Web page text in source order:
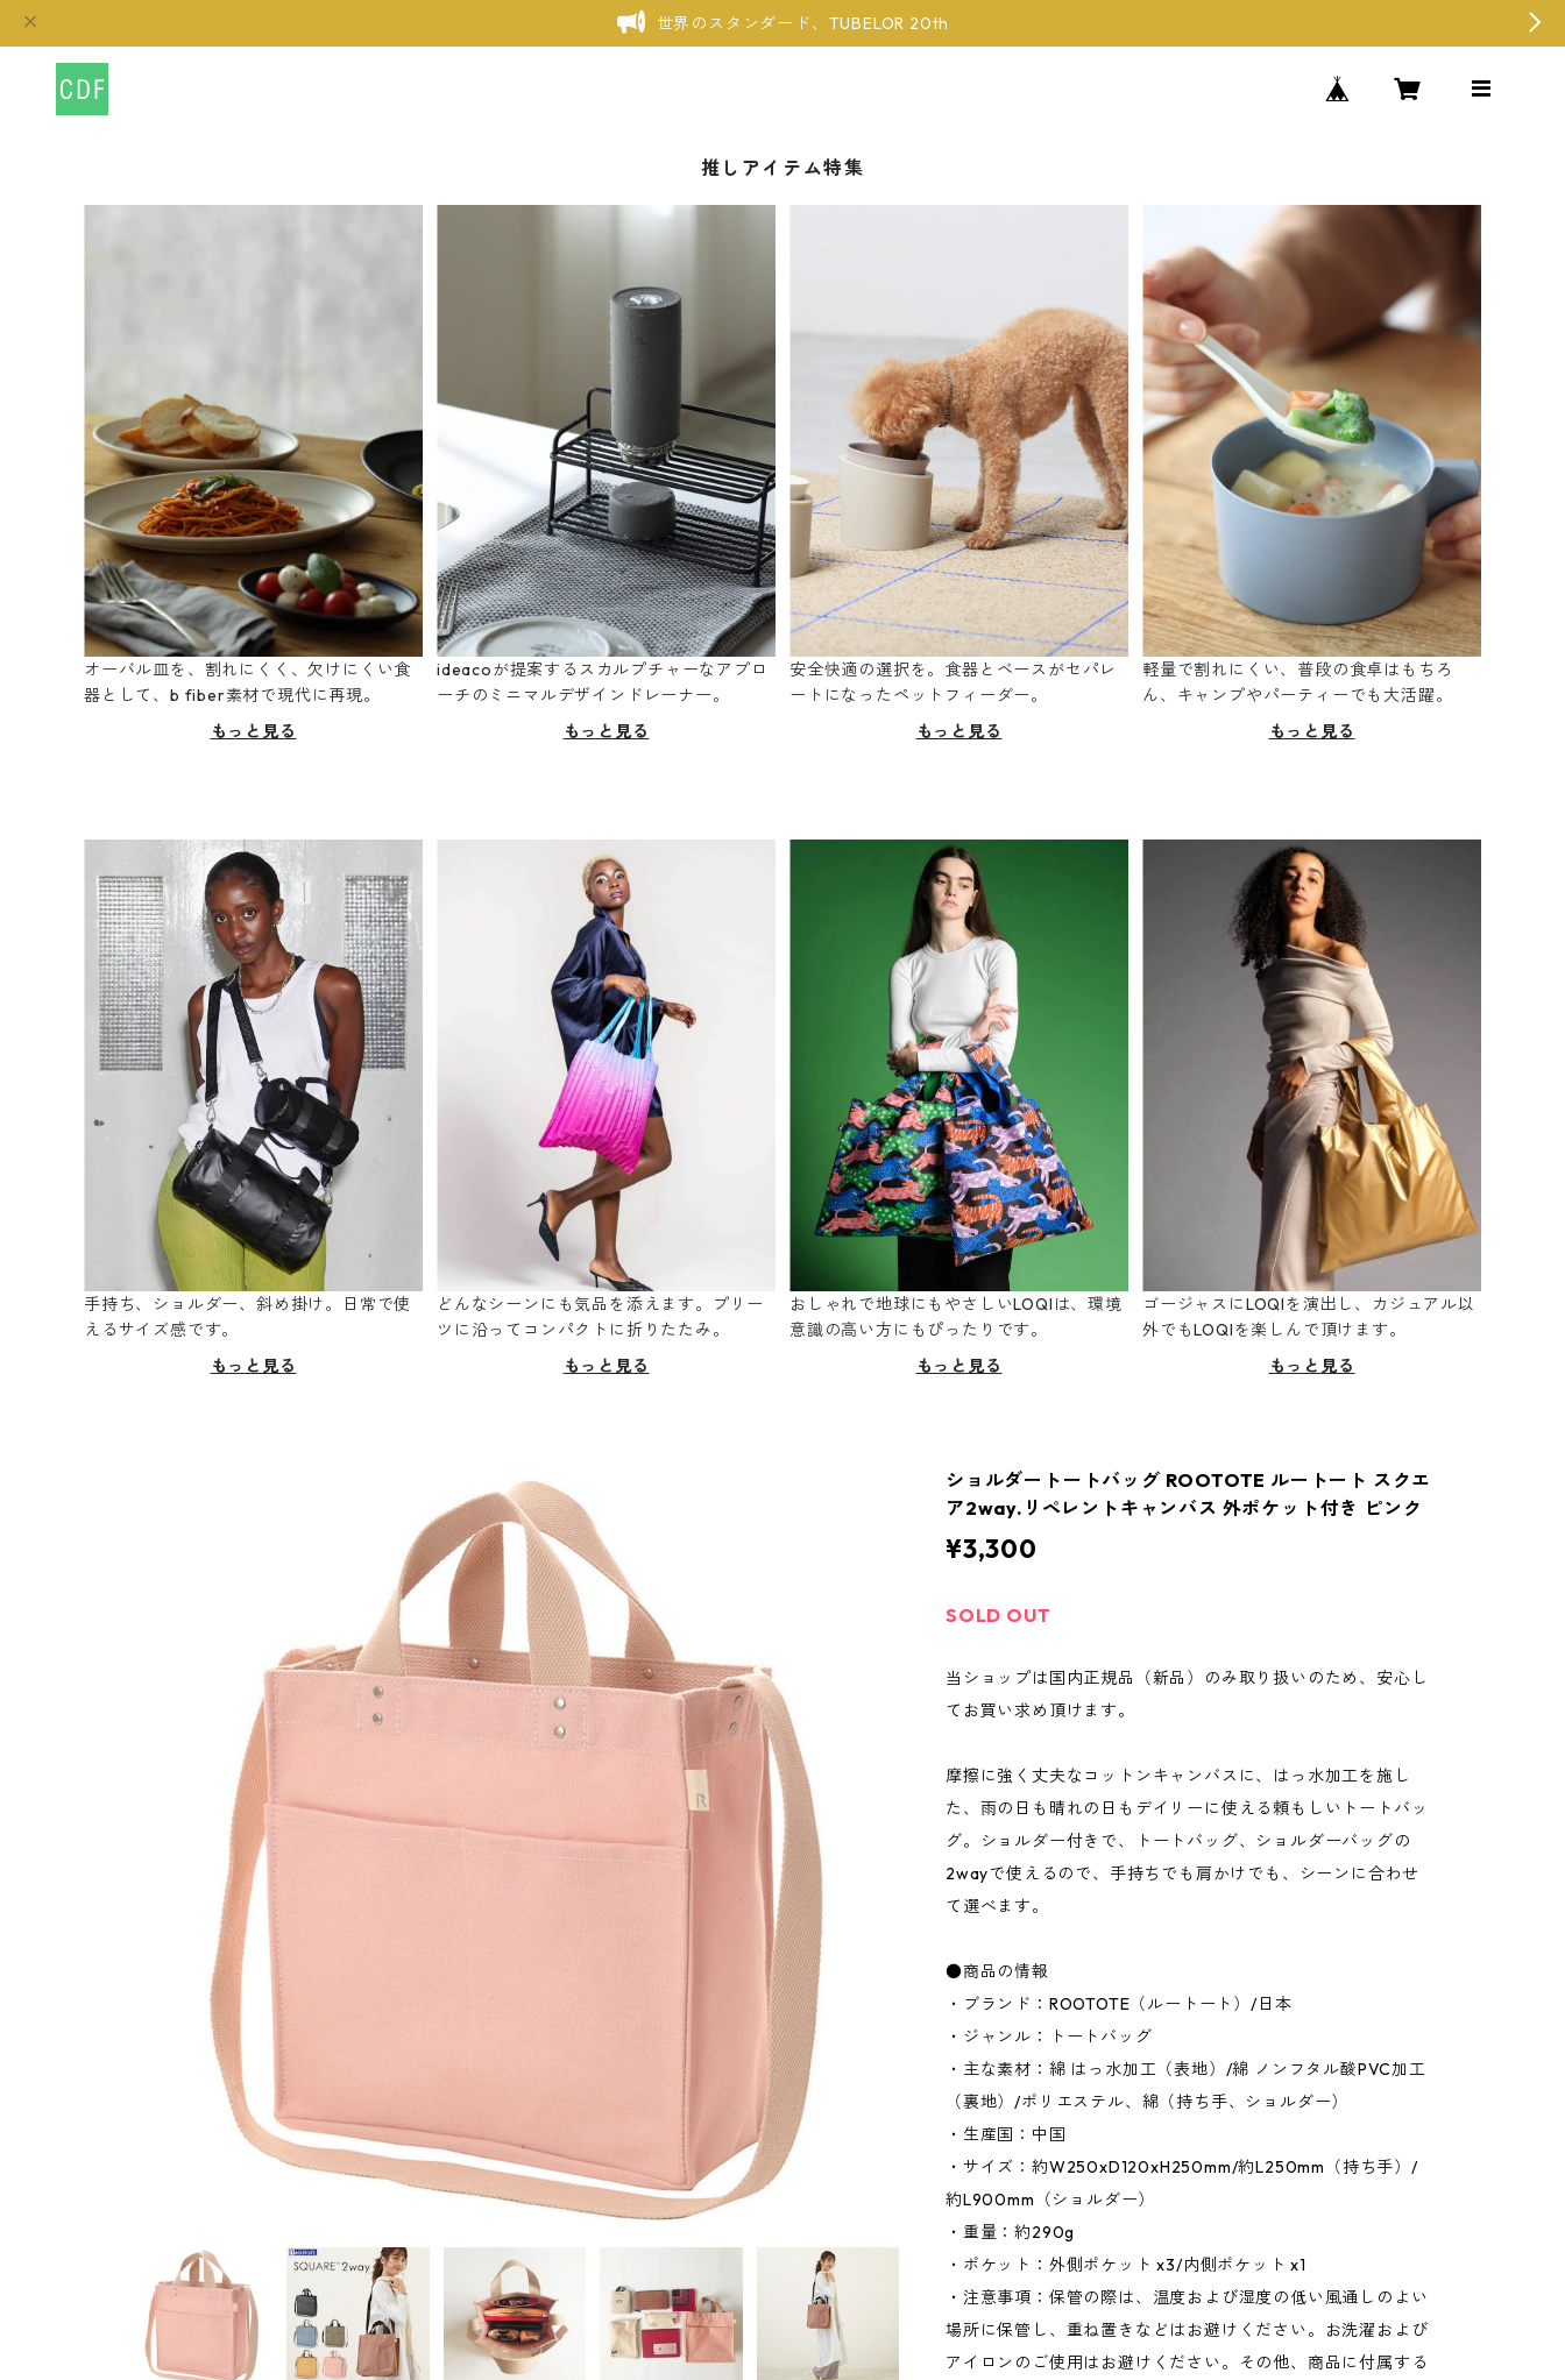
世界のスタンダード、TUBELOR 20th
推しアイテム特集
オーバル皿を、割れにくく、欠けにくい食
器として、b fiber素材で現代に再現。
もっと見る
ideacoが提案するスカルプチャーなアプロ
ーチのミニマルデザインドレーナー。
もっと見る
安全快適の選択を。食器とベースがセパレ
ートになったペットフィーダー。
もっと見る
軽量で割れにくい、普段の食卓はもちろ
ん、キャンプやパーティーでも大活躍。
もっと見る
手持ち、ショルダー、斜め掛け。日常で使
えるサイズ感です。
もっと見る
どんなシーンにも気品を添えます。プリー
ツに沿ってコンパクトに折りたたみ。
もっと見る
おしゃれで地球にもやさしいLOQIは、環境
意識の高い方にもぴったりです。
もっと見る
ゴージャスにLOQIを演出し、カジュアル以
外でもLOQIを楽しんで頂けます。
もっと見る
ショルダートートバッグ ROOTOTE ルートート スクエ
ア2way.リペレントキャンバス 外ポケット付き ピンク
¥3,300
SOLD OUT
当ショップは国内正規品（新品）のみ取り扱いのため、安心し
てお買い求め頂けます。
摩擦に強く丈夫なコットンキャンバスに、はっ水加工を施し
た、雨の日も晴れの日もデイリーに使える頼もしいトートバッ
グ。ショルダー付きで、トートバッグ、ショルダーバッグの
2wayで使えるので、手持ちでも肩かけでも、シーンに合わせ
て選べます。
●商品の情報
・ブランド：ROOTOTE（ルートート）/日本
・ジャンル：トートバッグ
・主な素材：綿 はっ水加工（表地）/綿 ノンフタル酸PVC加工
（裏地）/ポリエステル、綿（持ち手、ショルダー）
・生産国：中国
・サイズ：約W250xD120xH250mm/約L250mm（持ち手）/
約L900mm（ショルダー）
・重量：約290g
・ポケット：外側ポケット x3/内側ポケット x1
・注意事項：保管の際は、温度および湿度の低い風通しのよい
場所に保管し、重ね置きなどはお避けください。お洗濯および
アイロンのご使用はお避けください。その他、商品に付属する